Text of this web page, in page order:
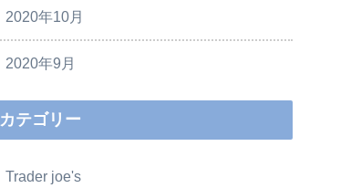
2020年10月
2020年9月
カテゴリー
Trader joe's